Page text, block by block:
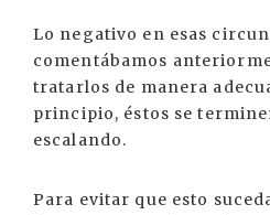
Lo negativo en esas
comentábamos
tratarlos de manera
principio, éstos se
escalando.
Para evitar que esto